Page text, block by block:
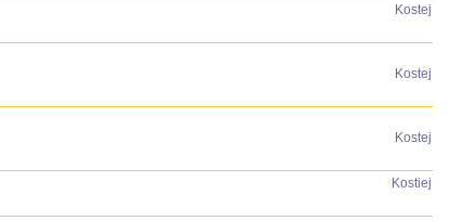
Kostej
Kostej
Kostej
Kostiej